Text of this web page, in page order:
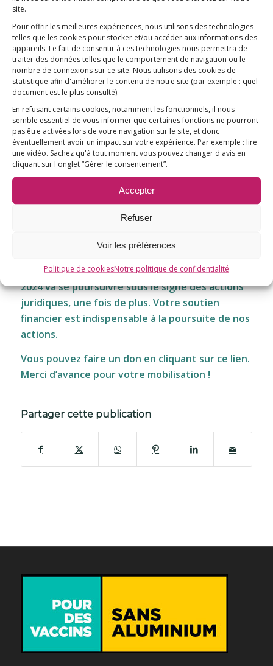
site.
Pour offrir les meilleures expériences, nous utilisons des technologies
telles que les cookies pour stocker et/ou accéder aux informations des
appareils. Le fait de consentir à ces technologies nous permettra de
traiter des données telles que le comportement de navigation ou le
nombre de connexions sur ce site. Nous utilisons des cookies de
statistique afin d'améliorer le contenu de notre site (par exemple : quel
document est le plus consulté).
En refusant certains cookies, notamment les fonctionnels, il nous
semble essentiel de vous informer que certaines fonctions ne pourront
pas être activées lors de votre navigation sur le site, et donc
éventuellement avoir un impact sur votre expérience. Par exemple : lire
une vidéo. Sachez qu'à tout moment vous pouvez changer d'avis en
cliquant sur l'onglet “Gérer le consentement”.
Accepter
Refuser
Voir les préférences
Politique de cookiesNotre politique de confidentialité
et la survenue de la myofasciite à macrophages.
Depuis 2012, pas moins de 14 décisions ont été
rendues en ce sens : CE n°344561 du 21.12.2012;
n° 345411 du 22.03.2013; n° 347459 du 30.12.2013
; n° 362488 du 30.12.2013 ; n° 368150 du
11.04.2014 ; n° 366470 du 23.07.2014 ; n° 369478
du 22.07.2015 ; n° 369479 du 22.07.2015 ; n°
387694 du 11.05.2016 ; n° CE 384612 du 30.12.2016
; n° 419329 du 13.02.2020 ; n° 435323 du
29.09.2021 ; n° 437875 du 29.09.2021 ; N° 443248
du 25.04.2023.
Avec cette victoire, nous sommes plus
réellement faire reconnaître nos revendications
et faire progresser notre combat.
2024 va se poursuivre sous le signe des actions
juridiques, une fois de plus. Votre soutien
financier est indispensable à la poursuite de nos
actions.
Vous pouvez faire un don en cliquant sur ce lien.
Merci d’avance pour votre mobilisation !
Partager cette publication